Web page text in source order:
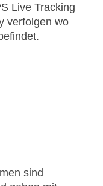
Live Tracking
verfolgen wo
sind